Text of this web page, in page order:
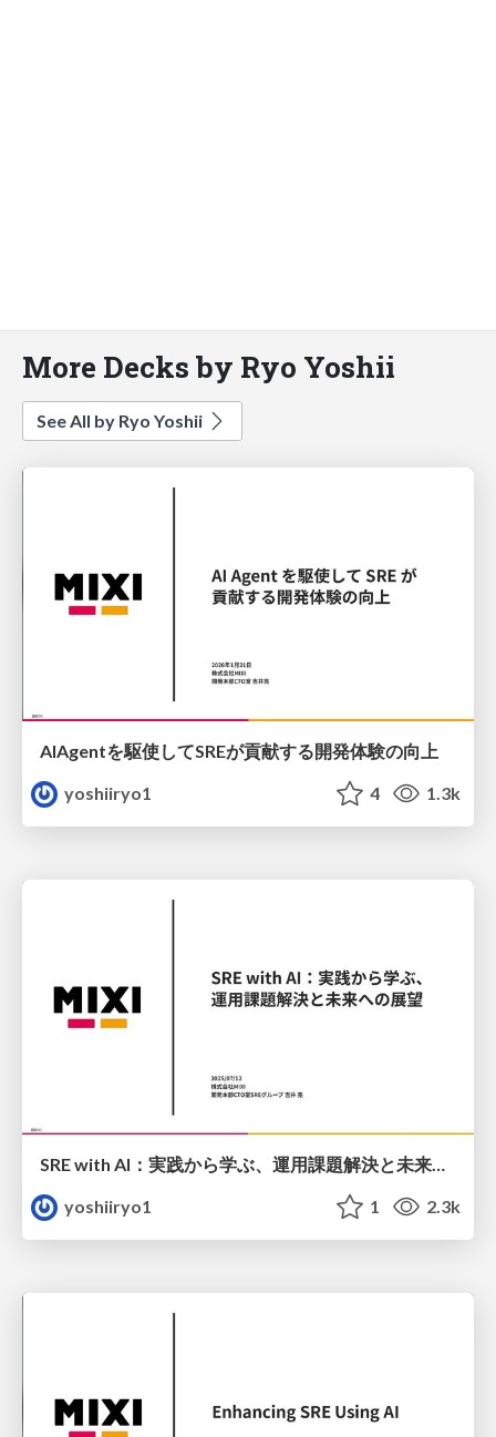
More Decks by Ryo Yoshii
See All by Ryo Yoshii
AIAgentを駆使してSREが貢献する開発体験の向上
yoshiiryo1
4 1.3k
yoshiiryo1
1 2.3k